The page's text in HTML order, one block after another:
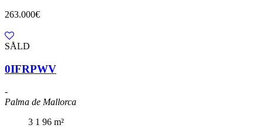
263.000€
SÅLD
0IFRPWV
-
Palma de Mallorca
3 1 96 m²